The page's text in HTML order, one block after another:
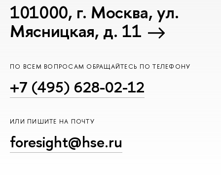
101000, г. Москва, ул.
Мясницкая, д. 11
ПО ВСЕМ ВОПРОСАМ ОБРАЩАЙТЕСЬ ПО ТЕЛЕФОНУ
+7 (495) 628-02-12
ИЛИ ПИШИТЕ НА ПОЧТУ
foresight@hse.ru